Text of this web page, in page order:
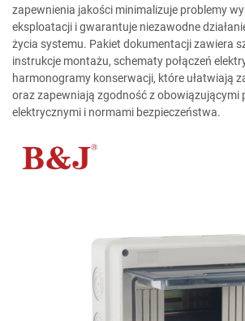
zapewnienia jakości minimalizuje problemy
eksploatacji i gwarantuje niezawodne
życia systemu. Pakiet dokumentacji zawiera
instrukcje montażu, schematy połączeń
harmonogramy konserwacji, które ułatwiają
oraz zapewniają zgodność z obowiązującymi
elektrycznymi i normami bezpieczeństwa.